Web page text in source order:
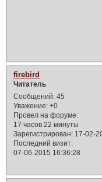
firebird
Читатель
Сообщений: 45
Уважение: +0
Провел на форуме:
17 часов 22 минуты
Зарегистрирован: 17-02-
Последний визит:
07-06-2015 16:36:28